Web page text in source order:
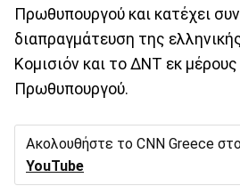
Πρωθυπουργού και κατέχει
διαπραγμάτευση της
Κομισιόν και το ΔΝΤ εκ
Πρωθυπουργού.
Ακολουθήστε το CNN Greece
YouTube